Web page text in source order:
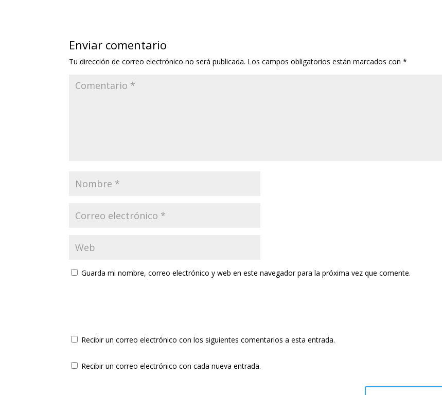
Enviar comentario
Tu dirección de correo electrónico no será publicada. Los campos obligatorios están marcados con*
Guarda mi nombre, correo electrónico y web en este navegador para la próxima vez que comente.
Recibir un correo electrónico con los siguientes comentarios a esta entrada.
Recibir un correo electrónico con cada nueva entrada.